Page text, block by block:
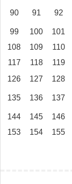
90
91 92
99
100 101
108
109 110
117
118 119
126
127 128
135
136 137
144
145 146
153
154 155